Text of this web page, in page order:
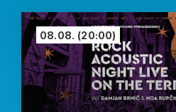
08.08. (20:00)